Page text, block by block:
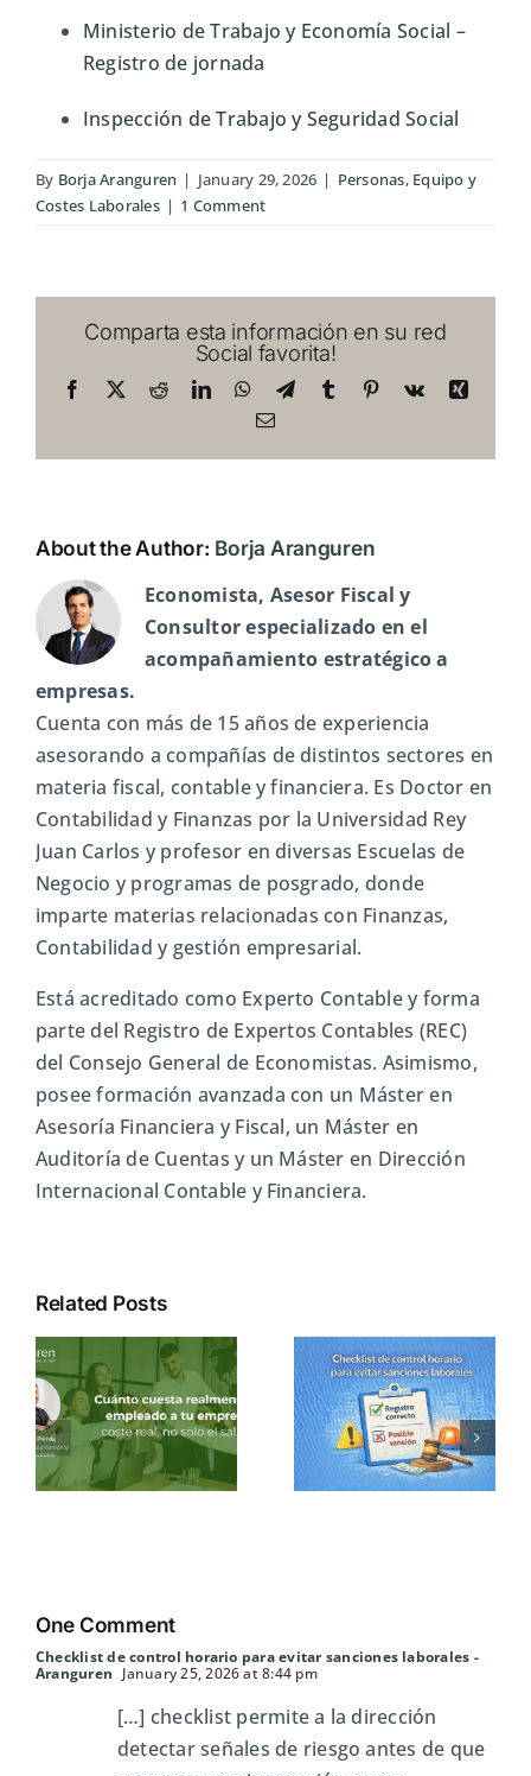
Ministerio de Trabajo y Economía Social –
Registro de jornada
Inspección de Trabajo y Seguridad Social
By Borja Aranguren | January 29, 2026 | Personas, Equipo y
Costes Laborales | 1 Comment
Comparta esta información en su red
Social favorita!
Facebook
X RedditLinkedInWhatsApp
TelegramTumblr Pinterest
Vk
Xing
Email
About the Author: Borja Aranguren
Economista, Asesor Fiscal y
Consultor especializado en el
acompañamiento estratégico a
empresas.
Cuenta con más de 15 años de experiencia
asesorando a compañías de distintos sectores en
materia fiscal, contable y financiera. Es Doctor en
Contabilidad y Finanzas por la Universidad Rey
Juan Carlos y profesor en diversas Escuelas de
Negocio y programas de posgrado, donde
imparte materias relacionadas con Finanzas,
Contabilidad y gestión empresarial.
Está acreditado como Experto Contable y forma
parte del Registro de Expertos Contables (REC)
del Consejo General de Economistas. Asimismo,
posee formación avanzada con un Máster en
Asesoría Financiera y Fiscal, un Máster en
Auditoría de Cuentas y un Máster en Dirección
Internacional Contable y Financiera.
Related Posts
Checklist de
control horario
para evitar
sanciones
laborales
Obligaciones
laborales
básicas: qué
debe controlar
una empresa
One Comment
Checklist de control horario para evitar sanciones laborales -
Aranguren January 25, 2026 at 8:44 pm
[…] checklist permite a la dirección
detectar señales de riesgo antes de que